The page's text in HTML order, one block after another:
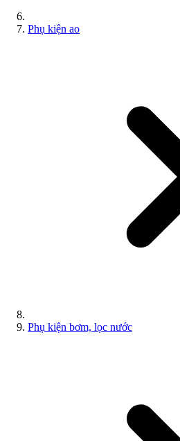
Phụ kiện ao
Phụ kiện bơm, lọc nước